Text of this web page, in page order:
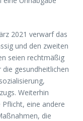
2021 verwarf das
und den zweiten
seien rechtmäßig
gesundheitlichen
Weiterhin
Pflicht, eine andere
die